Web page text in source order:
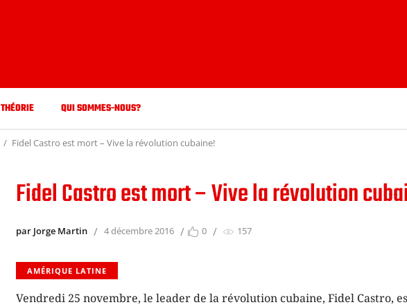
THÉORIE QUI SOMMES-NOUS?
Fidel Castro est mort – Vive la révolution cubaine!
Fidel Castro est mort – Vive la révolution
par Jorge Martin 4 décembre 2016 0 157
AMÉRIQUE LATINE
Vendredi 25 novembre, le leader de la révolution cubaine, Fidel Castro,